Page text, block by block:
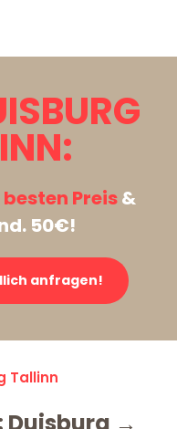
besten Preis&
50€!
anfragen!
Tallinn